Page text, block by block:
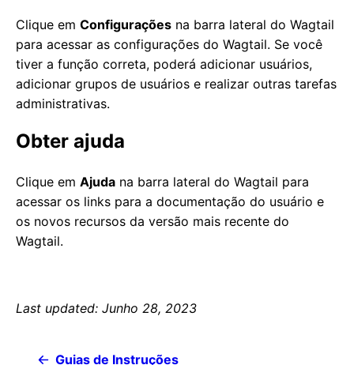
Clique em Configurações na barra lateral do Wagtail
para acessar as configurações do Wagtail. Se você
tiver a função correta, poderá adicionar usuários,
adicionar grupos de usuários e realizar outras tarefas
administrativas.
Obter ajuda
Clique em Ajuda na barra lateral do Wagtail para
acessar os links para a documentação do usuário e
os novos recursos da versão mais recente do
Wagtail.
Last updated: Junho 28, 2023
Guias de Instruções